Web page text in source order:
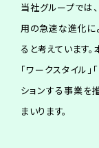
当社グループでは
用の急速な進化に
ると考えています。
「ワークスタイル
ションする事業を
まいります。